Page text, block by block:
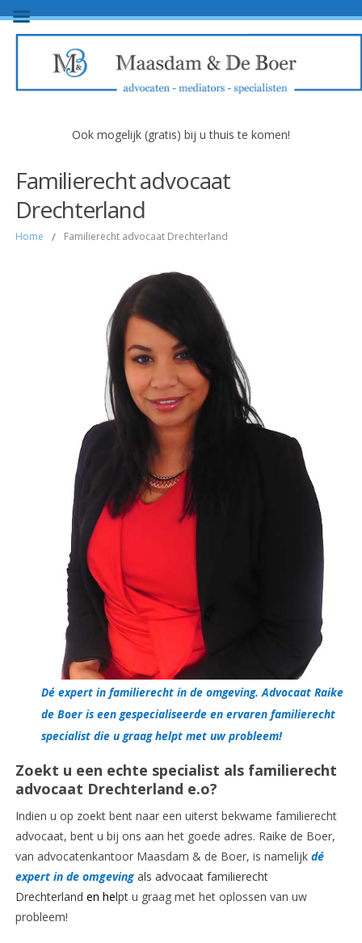
Ook mogelijk (gratis) bij u thuis te komen!
Familierecht advocaat
Drechterland
Home / Familierecht advocaat Drechterland
Dé expert in familierecht in de omgeving. Advocaat Raike
de Boer is een gespecialiseerde en ervaren familierecht
specialist die u graag helpt met uw probleem!
Zoekt u een echte specialist als familierecht
advocaat Drechterland e.o?
Indien u op zoekt bent naar een uiterst bekwame familierecht
advocaat, bent u bij ons aan het goede adres. Raike de Boer,
van advocatenkantoor Maasdam & de Boer, is namelijkdé
expert in de omgeving als advocaat familierecht
Drechterland en helptu graag met het oplossen van uw
probleem!